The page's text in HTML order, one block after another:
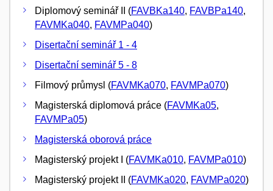
Diplomový seminář II (FAVBKa140, FAVBPa140,
FAVMKa040, FAVMPa040)
Disertační seminář 1 - 4
Disertační seminář 5 - 8
Filmový průmysl (FAVMKa070, FAVMPa070)
Magisterská diplomová práce (FAVMKa05,
FAVMPa05)
Magisterská oborová práce
Magisterský projekt I (FAVMKa010, FAVMPa010)
Magisterský projekt II (FAVMKa020, FAVMPa020)